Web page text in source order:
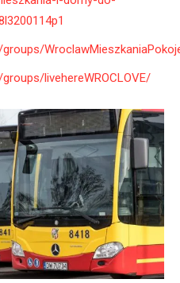
livehereWROCLOVE/